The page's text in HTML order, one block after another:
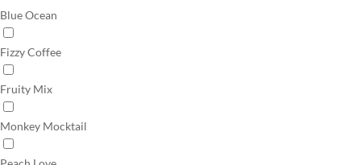
Blue Ocean
Fizzy Coffee
Fruity Mix
Monkey Mocktail